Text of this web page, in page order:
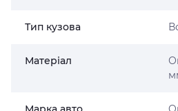
Тип кузова
Матеріал